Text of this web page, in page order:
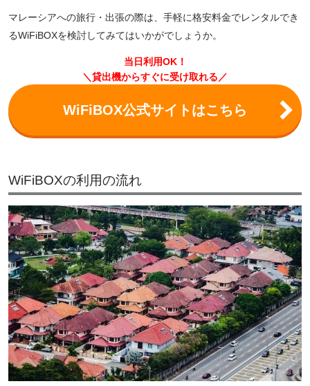
マレーシアへの旅行・出張の際は、手軽に格安料金でレンタルでき
るWiFiBOXを検討してみてはいかがでしょうか。
当日利用OK！
＼貸出機からすぐに受け取れる／
WiFiBOX公式サイトはこちら
WiFiBOXの利用の流れ